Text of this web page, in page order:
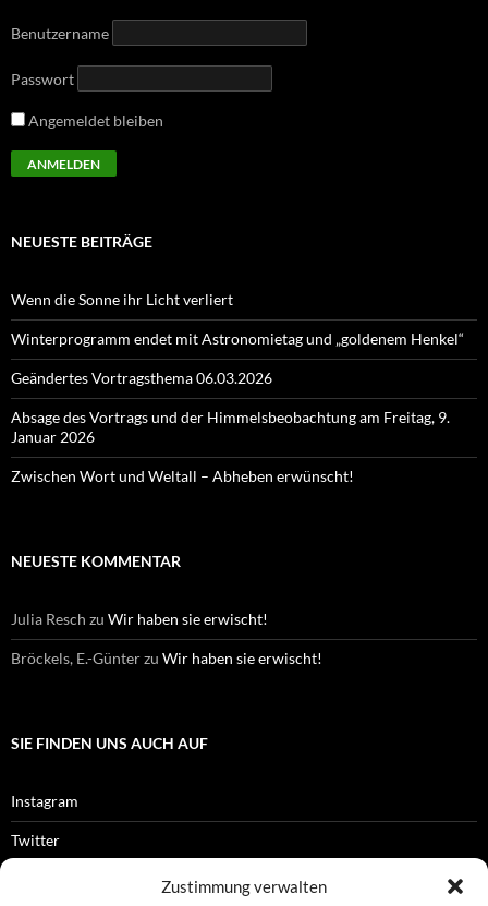
Zustimmung verwalten
Benutzername
Passwort
Angemeldet bleiben
NEUESTE BEITRÄGE
Wenn die Sonne ihr Licht verliert
Winterprogramm endet mit Astronomietag und „goldenem Henkel“
Geändertes Vortragsthema 06.03.2026
Absage des Vortrags und der Himmelsbeobachtung am Freitag, 9.
Januar 2026
Zwischen Wort und Weltall – Abheben erwünscht!
NEUESTE KOMMENTAR
Julia Resch zu Wir haben sie erwischt!
Bröckels, E.-Günterzu Wir haben sie erwischt!
SIE FINDEN UNS AUCH AUF
Instagram
Twitter